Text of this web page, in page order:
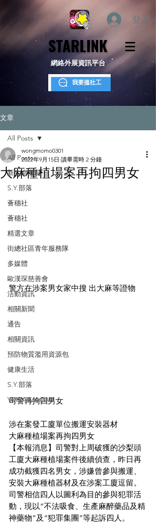
登入
STARLINK
STARLINK
網絡外展資訊平台
我要搵社工
文章
All Posts
新生命團契
S.Y.部落
薈穗社
薈穗社
精選文章
街總社區青年服務隊
多媒體
歐漢琛慈善會
活動資訊
相關新聞
通告
相關資訊
預防物質濫用資源包
健康生活
S.Y.部落
YMCA MACAU
All Posts
大麻種植場案再拘四男女
wongmomo0301
2022年9月15日 讀畢需時 2 分鐘
警方在涉案男女家中搜 出大麻等證物
司警再拘四男女
涉在案發工廈單位搬運安裝器材
大麻種植場案再拘四男女
【本報消息】司警對上周破獲的沙梨頭
工廈大麻種植場案件後續偵查，昨日再
成功截獲四名男女，涉嫌曾參與搬運、
安裝大麻種植器材及在涉案工廈逗留。
司警相信四人以圖利為目的參與犯罪活
動，現以“不法吸食、生產麻醉藥品及精
神藥物”及“犯罪集團”等起訴四人。